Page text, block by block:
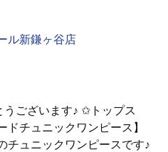
ル新鎌ヶ谷店
うございます♪ ✩トップス
ドチュニックワンピース】
チュニックワンピースです♪